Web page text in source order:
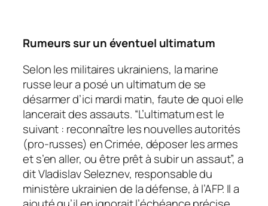
Rumeurs sur un éventuel ultimatum
Selon les militaires ukrainiens, la marine
russe leur a posé un ultimatum de se
désarmer d’ici mardi matin, faute de quoi elle
lancerait des assauts. “L’ultimatum est le
suivant : reconnaître les nouvelles autorités
(pro-russes) en Crimée, déposer les armes
et s’en aller, ou être prêt à subir un assaut”, a
dit Vladislav Seleznev, responsable du
ministère ukrainien de la défense, à l’AFP. Il a